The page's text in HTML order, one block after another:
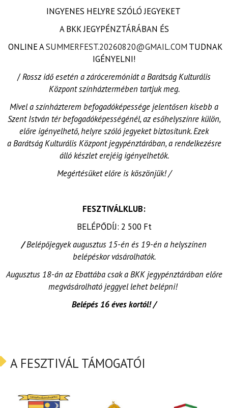
INGYENES HELYRE SZÓLÓ JEGYEKET
A BKK JEGYPÉNZTÁRÁBAN ÉS
ONLINE ASUMMERFEST.20260820@GMAIL.COM TUDNAK
IGÉNYELNI!
/Rossz idő esetén a záróceremóniát a Barátság Kulturális
Központ színháztermében tartjuk meg.
Mivel a színházterem befogadóképessége jelentősen kisebb a
Szent István tér befogadóképességénél, az esőhelyszínre külön,
előre igényelhető, helyre szóló jegyeket biztosítunk. Ezek
a Barátság Kulturális Központ jegypénztárában, a rendelkezésre
álló készlet erejéig igényelhetők.
Megértésüket előre is köszönjük! /
FESZTIVÁLKLUB:
BELÉPŐDÍJ: 2 500 Ft
/Belépőjegyek augusztus 15-én és 19-én a helyszínen
belépéskor vásárolhatók.
Augusztus 18-án az Ebattába csak a BKK jegypénztárában előre
megvásárolható jeggyel lehet belépni!
Belépés 16 éves kortól! /
A FESZTIVÁL TÁMOGATÓI